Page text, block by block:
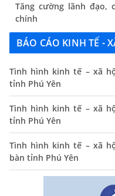
13/06/2024
Thông báo lịch tiếp
xã tháng 11/2025
THÔNG BÁO Niêm yết
toàn trình trên Hệ
hành chính tỉnh Phú Yên
Quyết định công bố
điện tử, khai sinh, cấp
tuổi, đăng ký tạm trú
25/06/2024
BÁO CÁO KINH TẾ -
Tình hình kinh tế – xã
tỉnh Phú Yên
Tình hình kinh tế – xã
tỉnh Phú Yên
Tình hình kinh tế – xã
bàn tỉnh Phú Yên